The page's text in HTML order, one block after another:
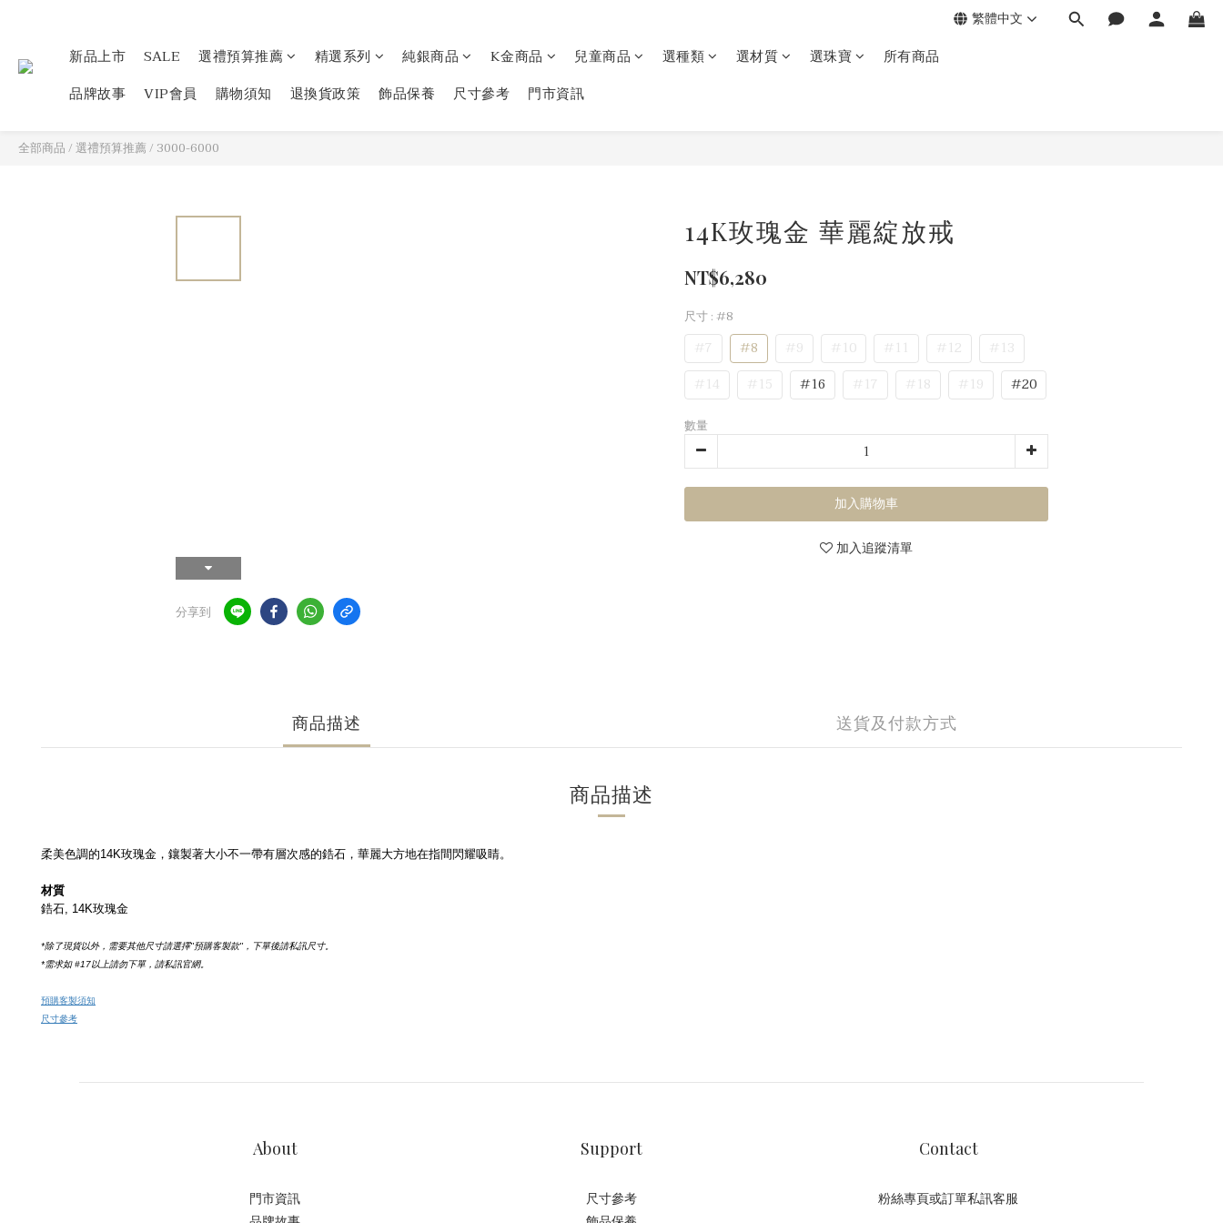
繁體中文
新品上市 SALE 選禮預算推薦 精選系列 純銀商品 K金商品 兒童商品 選種類 選材質 選珠寶
所有商品
品牌故事
VIP會員 購物須知 退換貨政策 飾品保養 尺寸參考 門市資訊
全部商品/選禮預算推薦/ 3000-6000
分享到
14K玫瑰金 華麗綻放戒
NT$6,280
尺寸: #8
#7 #8 #9 #10 #11 #12
#13
#14
#15 #16 #17 #18 #19 #20
數量
加入購物車
加入追蹤清單
商品描述 送貨及付款方式
商品描述
柔美色調的14K玫瑰金，鑲製著大小不一帶有層次感的鋯石，華麗大方地在指間閃耀吸睛。
材質
鋯石, 14K玫瑰金
*除了現貨以外，需要其他尺寸請選擇''預購客製款''，下單後請私訊尺寸。
*需求如 #17以上請勿下單，請私訊官網。
預購客製須知
尺寸參考
About
門市資訊
Support
尺寸參考
Contact
粉絲專頁或訂單私訊客服